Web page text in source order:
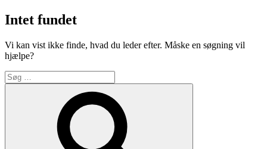
Intet fundet
Vi kan vist ikke finde, hvad du leder efter. Måske en søgning vil
hjælpe?
Søg
efter: